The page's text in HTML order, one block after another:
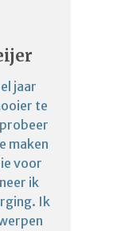
jaar
te
maken
voor
ik
Ik